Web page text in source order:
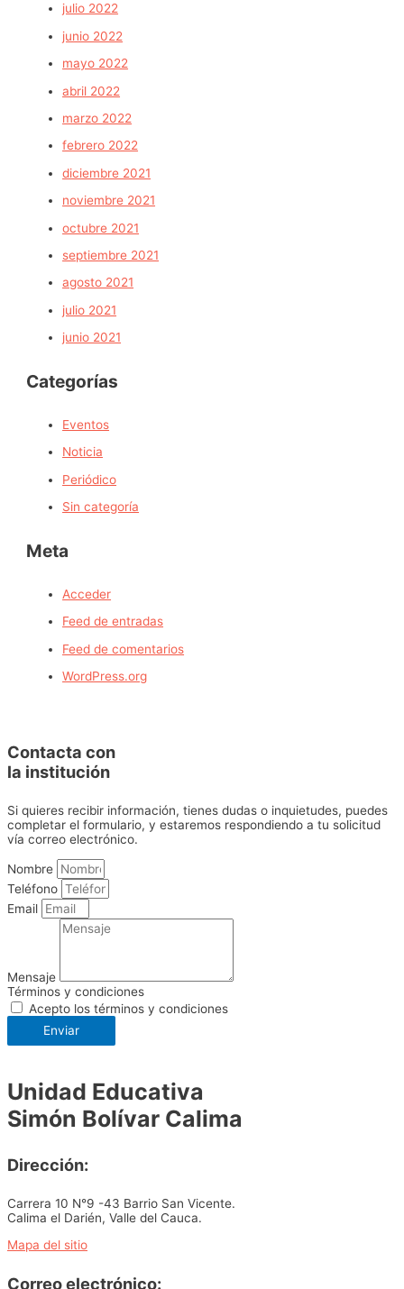
julio 2022
junio 2022
mayo 2022
abril 2022
marzo 2022
febrero 2022
diciembre 2021
noviembre 2021
octubre 2021
septiembre 2021
agosto 2021
julio 2021
junio 2021
Categorías
Eventos
Noticia
Periódico
Sin categoría
Meta
Acceder
Feed de entradas
Feed de comentarios
WordPress.org
Contacta con
la institución
Si quieres recibir información, tienes dudas o inquietudes, puedes
completar el formulario, y estaremos respondiendo a tu solicitud
vía correo electrónico.
Nombre
Teléfono
Email
Mensaje
Términos y condiciones
Acepto los términos y condiciones
Enviar
Unidad Educativa
Simón Bolívar Calima
Dirección:
Carrera 10 N°9 -43 Barrio San Vicente.
Calima el Darién, Valle del Cauca.
Mapa del sitio
Correo electrónico: